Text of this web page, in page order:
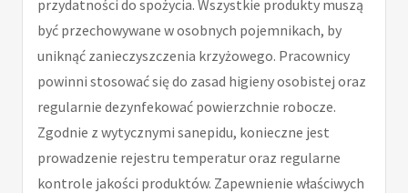
przydatności do spożycia. Wszystkie produkty muszą
być przechowywane w osobnych pojemnikach, by
uniknąć zanieczyszczenia krzyżowego. Pracownicy
powinni stosować się do zasad higieny osobistej oraz
regularnie dezynfekować powierzchnie robocze.
Zgodnie z wytycznymi sanepidu, konieczne jest
prowadzenie rejestru temperatur oraz regularne
kontrole jakości produktów. Zapewnienie właściwych